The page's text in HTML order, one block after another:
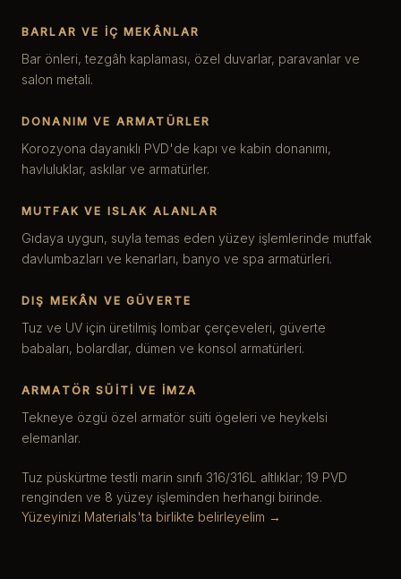
BARLAR VE IÇ MEKÂNLAR
Bar önleri, tezgâh kaplaması, özel duvarlar, paravanlar ve
salon metali.
DONANIM VE ARMATÜRLER
Korozyona dayanıklı PVD'de kapı ve kabin donanımı,
havluluklar, askılar ve armatürler.
MUTFAK VE ISLAK ALANLAR
Gıdaya uygun, suyla temas eden yüzey işlemlerinde mutfak
davlumbazları ve kenarları, banyo ve spa armatürleri.
DIŞ MEKÂN VE GÜVERTE
Tuz ve UV için üretilmiş lombar çerçeveleri, güverte
babaları, bolardlar, dümen ve konsol armatürleri.
ARMATÖR SÜITI VE IMZA
Tekneye özgü özel armatör süiti ögeleri ve heykelsi
elemanlar.
Tuz püskürtme testli marin sınıfı 316/316L altlıklar; 19 PVD
renginden ve 8 yüzey işleminden herhangi birinde.
Yüzeyinizi Materials'ta birlikte belirleyelim →